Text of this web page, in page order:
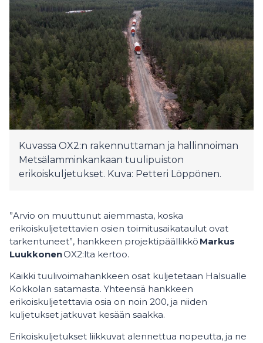
Kuvassa OX2:n rakennuttaman ja hallinnoiman
Metsälamminkankaan tuulipuiston
erikoiskuljetukset. Kuva: Petteri Löppönen.
”Arvio on muuttunut aiemmasta, koska
erikoiskuljetettavien osien toimitusaikataulut ovat
tarkentuneet”, hankkeen projektipäällikkö Markus
LuukkonenOX2:lta kertoo.
Kaikki tuulivoimahankkeen osat kuljetetaan Halsualle
Kokkolan satamasta. Yhteensä hankkeen
erikoiskuljetettavia osia on noin 200, ja niiden
kuljetukset jatkuvat kesään saakka.
Erikoiskuljetukset liikkuvat alennettua nopeutta, ja ne